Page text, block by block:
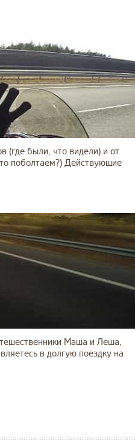
(где были, что видели) и от
поболтаем?) Действующие
Маша и Леша,
в долгую поездку на